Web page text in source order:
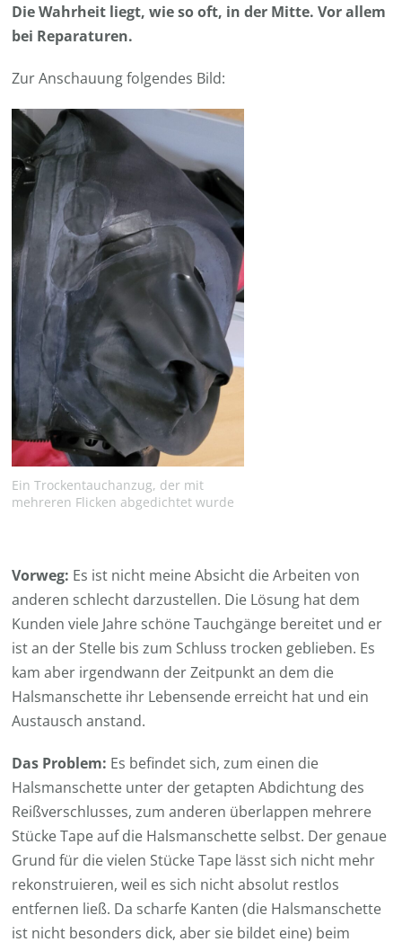
Die Wahrheit liegt, wie so oft, in der Mitte. Vor allem
bei Reparaturen.
Zur Anschauung folgendes Bild:
Ein Trockentauchanzug, der mit
mehreren Flicken abgedichtet wurde
Vorweg: Es ist nicht meine Absicht die Arbeiten von
anderen schlecht darzustellen. Die Lösung hat dem
Kunden viele Jahre schöne Tauchgänge bereitet und er
ist an der Stelle bis zum Schluss trocken geblieben. Es
kam aber irgendwann der Zeitpunkt an dem die
Halsmanschette ihr Lebensende erreicht hat und ein
Austausch anstand.
Das Problem: Es befindet sich, zum einen die
Halsmanschette unter der getapten Abdichtung des
Reißverschlusses, zum anderen überlappen mehrere
Stücke Tape auf die Halsmanschette selbst. Der genaue
Grund für die vielen Stücke Tape lässt sich nicht mehr
rekonstruieren, weil es sich nicht absolut restlos
entfernen ließ. Da scharfe Kanten (die Halsmanschette
ist nicht besonders dick, aber sie bildet eine) beim